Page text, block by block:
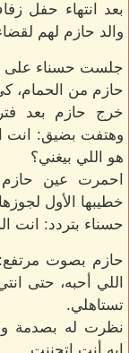
بعد انتهاء حفل
والد حازم لهم
جلست حسناء على
حازم من الحمام،
خرج حازم بعد
وهتفت بضيق: انت
هو اللي بيغني؟
احمرت عين
خطيبها الأول
حسناء بتردد: انت
حازم بصوت مرتفع:
اللي أحبه، حتى
تستاهلي.
نظرت له بصدمة